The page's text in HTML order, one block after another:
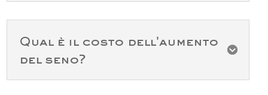

Qual è il costo dell'aumento
del seno?